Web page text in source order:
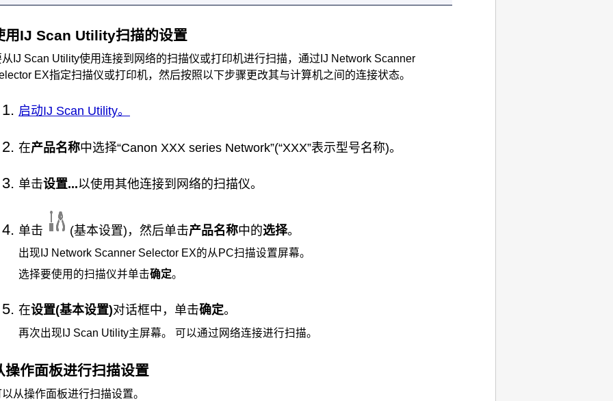
用 IJ Scan Utility扫描的设置
IJ Scan Utility使用连接到网络的扫描仪或打印机进行扫描，通过 IJ Network Scanner
EX指定扫描仪或打印机，然后按照以下步骤更改其与计算机之间的连接状态。
启动IJ Scan Utility。
在产品名称中选择“Canon XXX series Network”(“XXX”表示型号名称)。
单击设置...以使用其他连接到网络的扫描仪。
单击 (基本设置)，然后单击产品名称中的选择。
出现 IJ Network Scanner Selector EX的从PC扫描设置屏幕。
选择要使用的扫描仪并单击确定。
在设置(基本设置)对话框中，单击确定。
再次出现 IJ Scan Utility主屏幕。 可以通过网络连接进行扫描。
操作面板进行扫描设置
从操作面板进行扫描设置。